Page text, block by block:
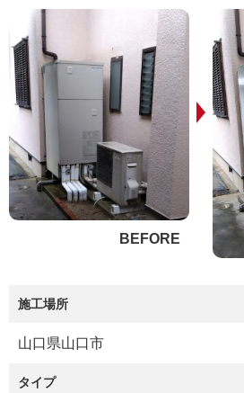
施工場所
山口県山口市
タイプ